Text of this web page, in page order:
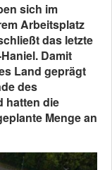
sich im
Arbeitsplatz
das letzte
Damit
Land geprägt
des
hatten die
Menge an